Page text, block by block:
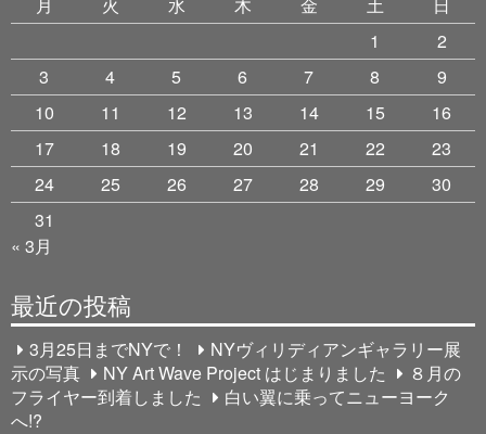
月 火 水 木 金 土
日
1
2
3
4 5 6 7 8
9
10
11 12 13 14 15
16
17
18 19 20 21 22
23
24
25 26 27 28 29
30
31
« 3月
最近の投稿
3月25日までNYで！
NYヴィリディアンギャラリー展
示の写真
NY Art Wave Project はじまりました
８月の
フライヤー到着しました
白い翼に乗ってニューヨーク
へ!?